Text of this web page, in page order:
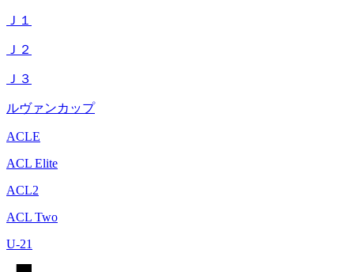
Ｊ１
Ｊ２
Ｊ３
ルヴァンカップ
ACLE
ACL Elite
ACL2
ACL Two
U-21